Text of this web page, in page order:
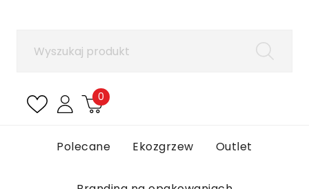
0
Polecane Ekozgrzew Outlet
Aby zapisać produkty na liście ulubionych, musisz
Anuluj Zaloguj się